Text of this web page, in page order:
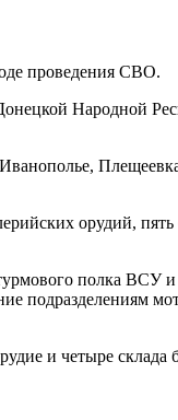
проведения СВО.
Народной
орудий,
полка ВСУ
подразделениям
и четыре склада